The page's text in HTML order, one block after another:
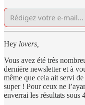
Hey lovers,
Vous avez été très
dernière newsletter et à
même que cela ait servi
super ! Pour ceux ne
enverrai les résultats sous